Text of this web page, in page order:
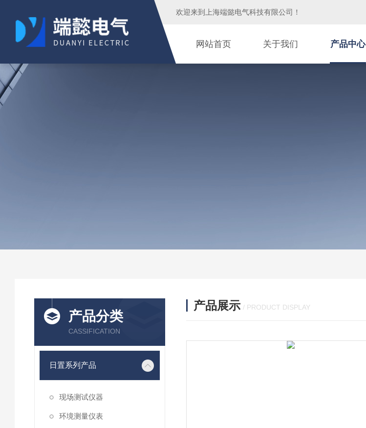
欢迎来到 上海端懿电气科技有限公司 ！
网站首页 关于我们 产品中心
产品分类
CASSIFICATION
日置系列产品
现场测试仪器
环境测量仪表
产品展示 / PRODUCT DISPLAY